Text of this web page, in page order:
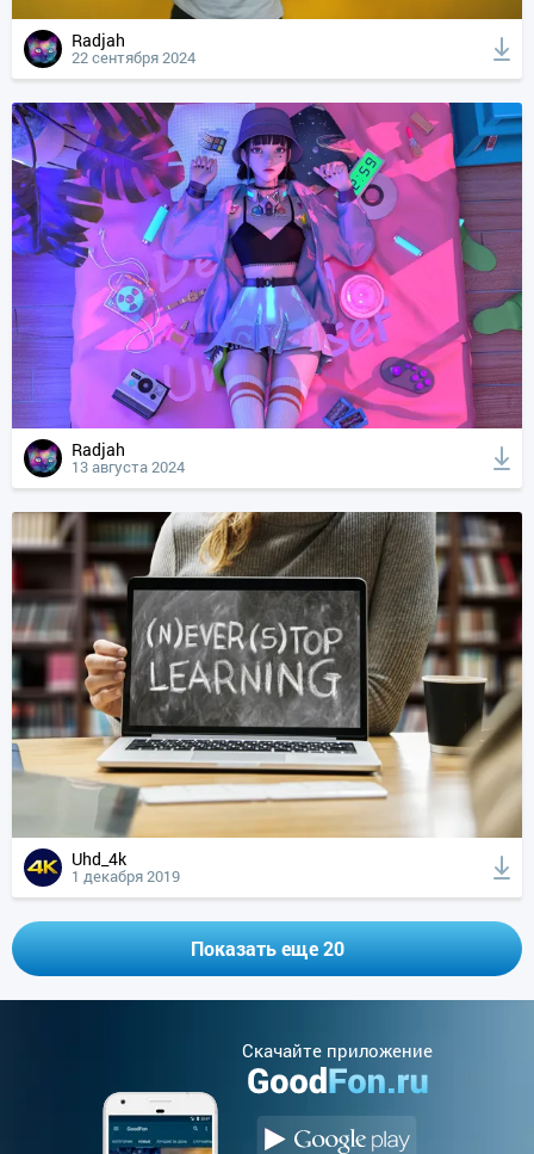
Radjah
22 сентября 2024
Radjah
13 августа 2024
Uhd_4k
1 декабря 2019
Показать еще 20
Cкачайте приложение